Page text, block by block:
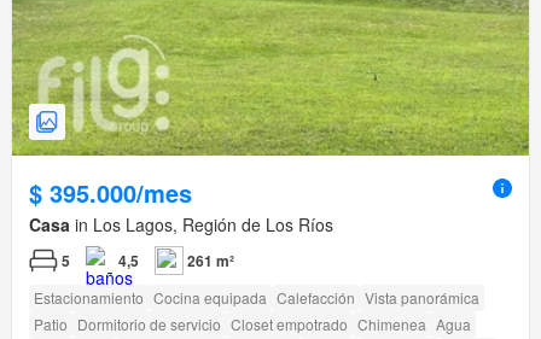
$ 395.000/mes
Casa in Los Lagos, Región de Los Ríos
5 4,5 261 m²
Estacionamiento Cocina equipada Calefacción Vista panorámica
Patio Dormitorio de servicio Closet empotrado Chimenea Agua